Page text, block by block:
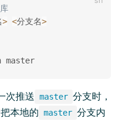
> <分支名>
次推送 master 分支时，
本地的 master 分支内